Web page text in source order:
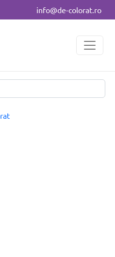
info@de-colorat.ro